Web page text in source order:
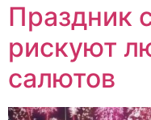
Праздник
рискуют
салютов